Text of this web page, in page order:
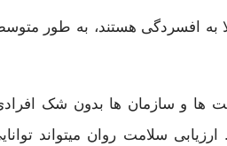
و سازمان ها بدون شک افرادی
سلامت روان میتواند